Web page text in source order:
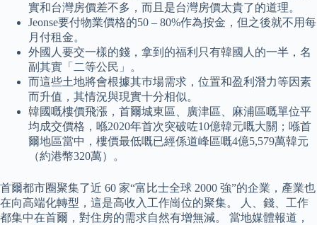
實和台灣房價差不多，而且是台灣房價太貴了的道理。
Jeonse要付物業價格的50 – 80%作為按金，但之後就不用每
月付租金。
外國人要交一樣的錢，拿到的福利只有韓國人的一半，名
副其實「二等公民」。
而這些土地將會根據其巿場需求，位置和盈利潛力等因素
而升值，其情況與現實十分相似。
韓國嘅樓價飛漲，首爾城東區、廣津區、麻浦區嘅單位平
均成交價格，喺2020年首次突破咗10億韓元嘅大關；喺首
爾地區當中，樓價最低嘅已經係道峰區嘅4億5,579萬韓元
（約港幣320萬）。
首爾都市圈聚集了近 60 家“富比士全球 2000 強”的企業，產業也
在向高端化轉型，這是高收入工作崗位的聚集。 人、錢、工作
都集中在首爾，對住房的需求自然有增無減。 當地媒體報道，